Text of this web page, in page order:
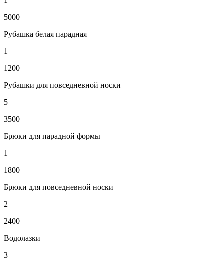
5000
Рубашка белая парадная
1
1200
Рубашки для повседневной носки
5
3500
Брюки для парадной формы
1
1800
Брюки для повседневной носки
2
2400
Водолазки
3